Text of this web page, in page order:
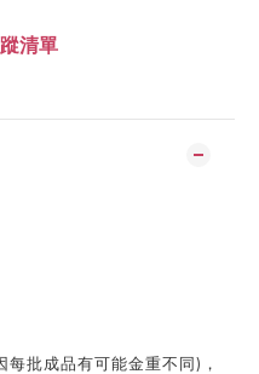
清單
批成品有可能金重不同)，